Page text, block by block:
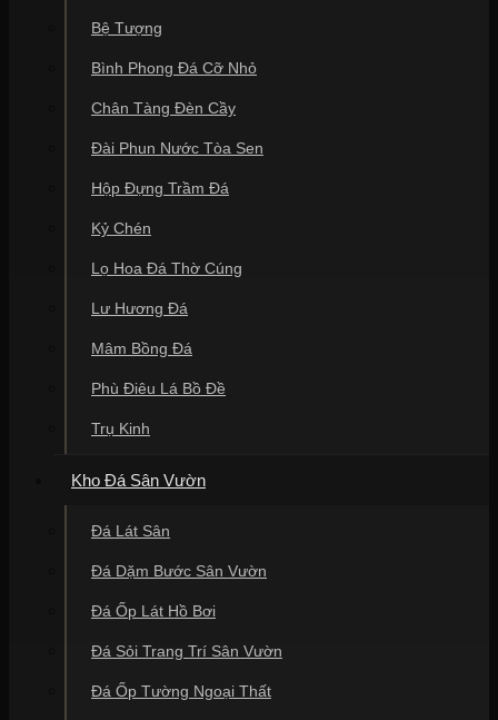
Bệ Tượng
Bình Phong Đá Cỡ Nhỏ
Chân Tàng Đèn Cầy
Đài Phun Nước Tòa Sen
Hộp Đựng Trầm Đá
Kỷ Chén
Lọ Hoa Đá Thờ Cúng
Lư Hương Đá
Mâm Bồng Đá
Phù Điêu Lá Bồ Đề
Trụ Kinh
Kho Đá Sân Vườn
Đá Lát Sân
Đá Dặm Bước Sân Vườn
Đá Ốp Lát Hồ Bơi
Đá Sỏi Trang Trí Sân Vườn
Đá Ốp Tường Ngoại Thất